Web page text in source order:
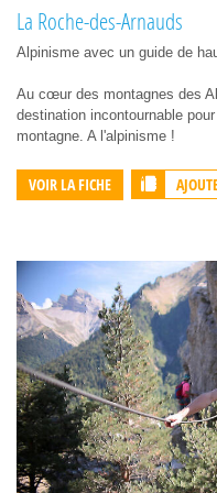
La Roche-des-Arnauds
Alpinisme avec un guide de
Au cœur des montagnes des
destination incontournable
montagne. A l'alpinisme !
VOIR LA FICHE